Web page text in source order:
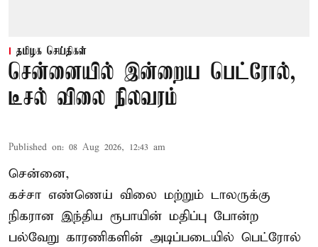
தமிழக செய்திகள்
சென்னையில் இன்றைய பெட்ரோல்,
டீசல் விலை நிலவரம்
Published on: 08 Aug 2026, 12:43 am
சென்னை,
கச்சா எண்ணெய் விலை மற்றும் டாலருக்கு
நிகரான இந்திய ரூபாயின் மதிப்பு போன்ற
பல்வேறு காரணிகளின் அடிப்படையில் பெட்ரோல்